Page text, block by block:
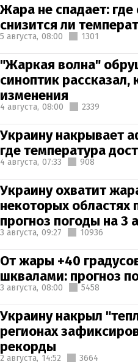
Жара не спадает:
снизится ли
5 августа, 08:00 1301
"Жаркая волна"
синоптик
изменения
4 августа, 08:00 2339
Украину накрывает
где температура
4 августа, 07:33 908
Украину охватит
некоторых областях
прогноз погоды на 3
3 августа, 09:27 10936
От жары +40
шквалами: прогноз
3 августа, 08:00 5458
Украину накрыл
регионах
рекорды
2 августа, 14:52 3664